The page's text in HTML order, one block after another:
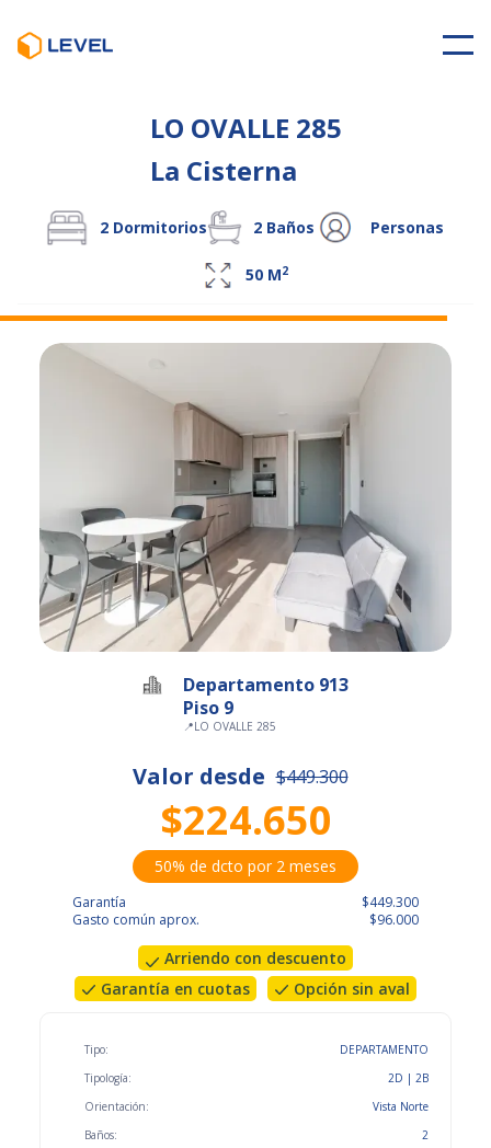
LO OVALLE 285
La Cisterna
2 Dormitorios 2 Baños Personas
50 M2
Departamento 913
Piso 9
📍LO OVALLE 285
Valor desde $449.300
$224.650
50% de dcto por 2 meses
Garantía
Gasto común aprox.
$449.300
$96.000
Arriendo con descuento
Garantía en cuotas
Opción sin aval
Tipo:
Tipología:
Orientación:
Baños:
DEPARTAMENTO
2D | 2B
Vista Norte
2